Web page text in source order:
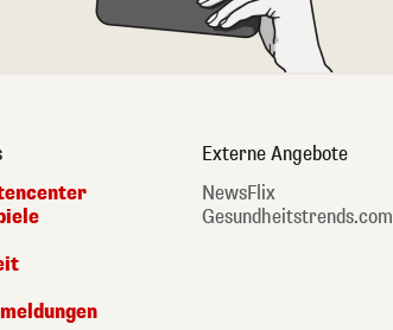
Externe Angebote
NewsFlix
Gesundheitstrends.com